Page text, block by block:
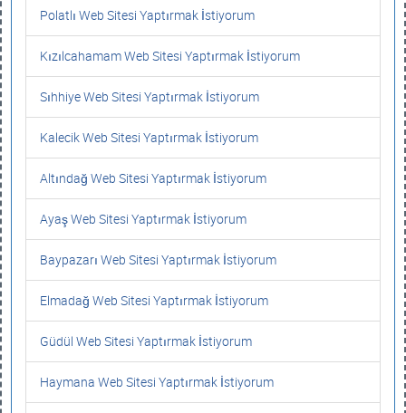
Polatlı Web Sitesi Yaptırmak İstiyorum
Kızılcahamam Web Sitesi Yaptırmak İstiyorum
Sıhhiye Web Sitesi Yaptırmak İstiyorum
Kalecik Web Sitesi Yaptırmak İstiyorum
Altındağ Web Sitesi Yaptırmak İstiyorum
Ayaş Web Sitesi Yaptırmak İstiyorum
Baypazarı Web Sitesi Yaptırmak İstiyorum
Elmadağ Web Sitesi Yaptırmak İstiyorum
Güdül Web Sitesi Yaptırmak İstiyorum
Haymana Web Sitesi Yaptırmak İstiyorum